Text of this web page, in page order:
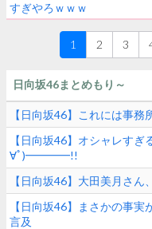
すぎやろｗｗｗ
1 2 3
日向坂46まとめもり～
【日向坂46】これには事務
【日向坂46】オシャレす
∀ﾟ)━━━━!!
【日向坂46】大田美月さ
【日向坂46】まさかの事
言及